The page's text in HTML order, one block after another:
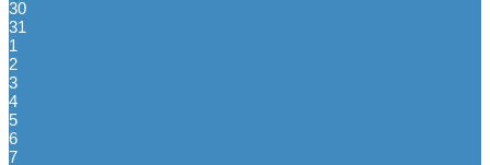
30
31
1
2
3
4
5
6
7